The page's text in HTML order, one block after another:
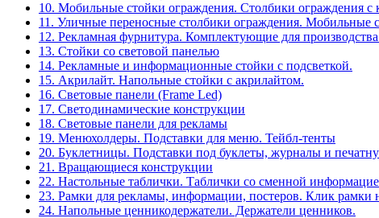
10. Мобильные стойки ограждения. Столбики ограждения с
11. Уличные переносные столбики ограждения. Мобильные
12. Рекламная фурнитура. Комплектующие для производства
13. Стойки со световой панелью
14. Рекламные и информационные стойки с подсветкой.
15. Акрилайт. Напольные стойки с акрилайтом.
16. Световые панели (Frame Led)
17. Светодинамические конструкции
18. Световые панели для рекламы
19. Менюхолдеры. Подставки для меню. Тейбл-тенты
20. Буклетницы. Подставки под буклеты, журналы и
21. Вращающиеся конструкции
22. Настольные таблички. Таблички со сменной
23. Рамки для рекламы, информации, постеров. Клик рамки
24. Напольные ценникодержатели. Держатели ценников.